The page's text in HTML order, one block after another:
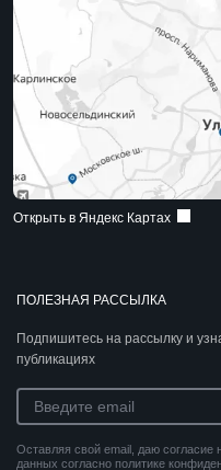
ПОЛЕЗНАЯ РАССЫЛКА
Подпишитесь на рассылку и
публикациях
Оставляя свой email, даю согласие
данных согласно политике
Открыть в Яндекс Картах